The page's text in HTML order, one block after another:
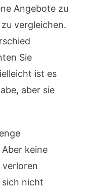
Angebote zu
vergleichen.
Sie
ist es
aber sie
keine
verloren
sich nicht